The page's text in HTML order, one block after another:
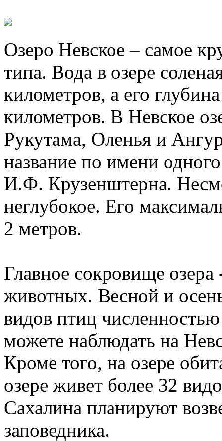
Озеро Невское – самое
типа. Вода в озере
километров, а его
километров. В Невское
Рукутама, Оленья и
название по имени
И.Ф. Крузенштерна.
неглубокое. Его
2 метров.
Главное сокровище
животных. Весной и
видов птиц
можете наблюдать на
Кроме того, на озере
озере живет более 32
Сахалина планируют
заповедника.